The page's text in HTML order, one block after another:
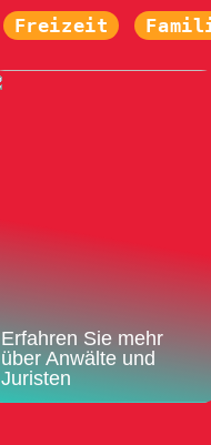
Freizeit
Erfahren Sie mehr
über Anwälte und
Juristen